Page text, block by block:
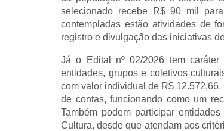
selecionado recebe R$ 90 mil
contempladas estão atividades de
registro e divulgação das iniciativas
Já o Edital nº 02/2026 tem
entidades, grupos e coletivos
com valor individual de R$
de contas, funcionando como um
Também podem participar
Cultura, desde que atendam aos